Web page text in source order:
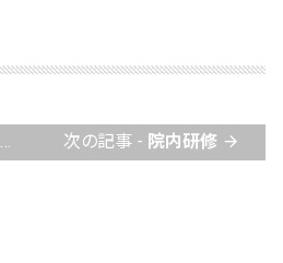
次の記事 - 院内研修 arrow_forward